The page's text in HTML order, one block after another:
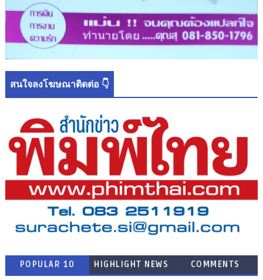
สนใจลงโฆษณาติดต่อ 👇
POPULAR 10 HIGHLIGHT NEWS COMMENTS